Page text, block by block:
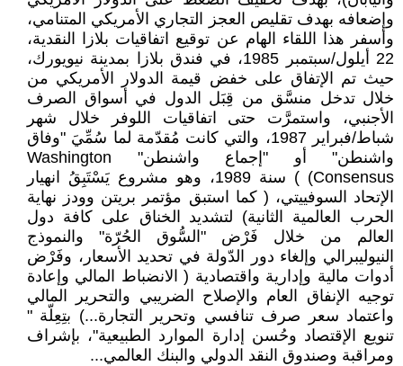
وإضعافه بهدف تقليص العجز التجاري الأمريكي المتنامي،
وأسفر هذا اللقاء الهام عن توقيع اتفاقيات بلازا النقدية،
22 أيلول/سبتمبر 1985، في فندق بلازا بمدينة نيويورك،
حيث تم الإتفاق على خفض قيمة الدولار الأمريكي من
خلال تدخل منسَّق من قِبَل الدول في أسواق الصرف
الأجنبي، واستمرَّت حتى اتفاقيات اللوفر خلال شهر
شباط/فبراير 1987، والتي كانت مُقدّمة لما سُمِّيَ "وفاق
واشنطن" أو "إجماع واشنطن" Washington
Consensus) ) سنة 1989، وهو مشروع يَسْتَبِقُ انهيار
الإتحاد السوفييتي، ( كما استبق مؤتمر بريتن وودز نهاية
الحرب العالمية الثانية) لتشديد الخناق على كافة دول
العالم من خلال فَرْض "السُّوق الحُرّة" والنموذج
النيوليبرالي وإلغاء دور الدّولة في تحديد الأسعار، وفَرْض
أدوات مالية وإدارية واقتصادية ( الانضباط المالي وإعادة
توجيه الإنفاق العام والإصلاح الضريبي والتحرير المالي
واعتماد سعر صرف تنافسي وتحرير التجارة...) بتِعِلّة "
تنويع الإقتصاد وحُسن إدارة الموارد الطبيعية"، بإشراف
ومراقبة وصندوق النقد الدولي والبنك العالمي...